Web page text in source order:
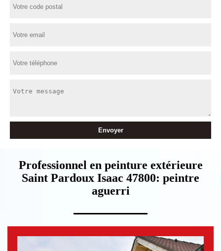
Professionnel en peinture extérieure
Saint Pardoux Isaac 47800: peintre
aguerri